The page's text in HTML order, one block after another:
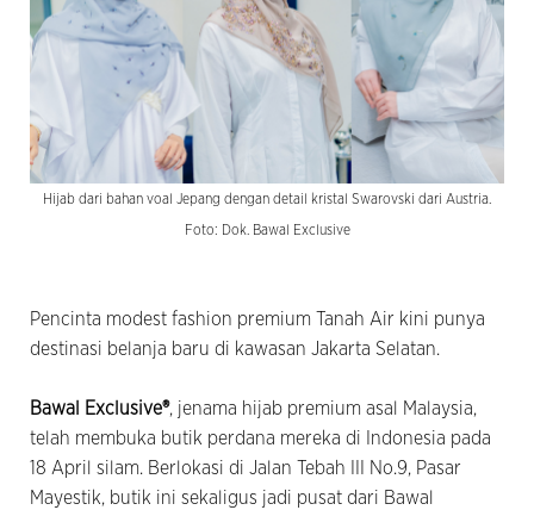
Hijab dari bahan voal Jepang dengan detail kristal Swarovski dari Austria.
Foto: Dok. Bawal Exclusive
Pencinta modest fashion premium Tanah Air kini punya
destinasi belanja baru di kawasan Jakarta Selatan.
Bawal Exclusive®, jenama hijab premium asal Malaysia,
telah membuka butik perdana mereka di Indonesia pada
18 April silam. Berlokasi di Jalan Tebah III No.9, Pasar
Mayestik, butik ini sekaligus jadi pusat dari Bawal